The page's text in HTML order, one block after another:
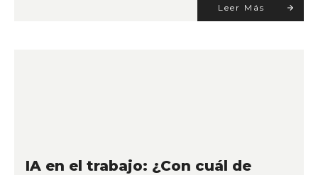
Leer Más
IA en el trabajo: ¿Con cuál de